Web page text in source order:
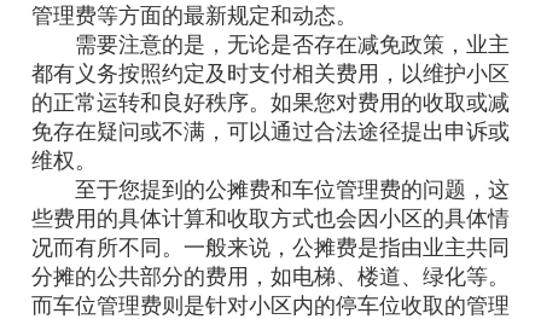
管理费等方面的最新规定和动态。
需要注意的是，无论是否存在减免政策，业主
都有义务按照约定及时支付相关费用，以维护小区
的正常运转和良好秩序。如果您对费用的收取或减
免存在疑问或不满，可以通过合法途径提出申诉或
维权。
至于您提到的公摊费和车位管理费的问题，这
些费用的具体计算和收取方式也会因小区的具体情
况而有所不同。一般来说，公摊费是指由业主共同
分摊的公共部分的费用，如电梯、楼道、绿化等。
而车位管理费则是针对小区内的停车位收取的管理